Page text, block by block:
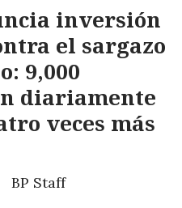
inversión
el sargazo
9,000
diariamente
veces más
BP Staff